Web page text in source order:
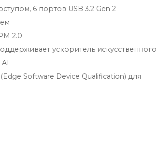
6 портов USB 3.2 Gen 2
2.0
ускоритель искусственного
Software Device Qualification) для